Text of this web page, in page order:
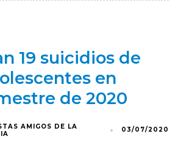
19 suicidios de
en
de 2020
AMIGOS DE LA
03/07/2020